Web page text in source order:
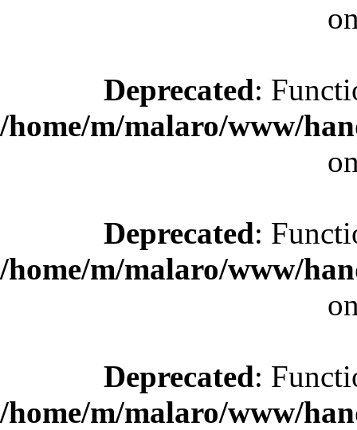
Deprecated:
/home/m/malaro/www/
Deprecated:
/home/m/malaro/www/
Deprecated:
/home/m/malaro/www/